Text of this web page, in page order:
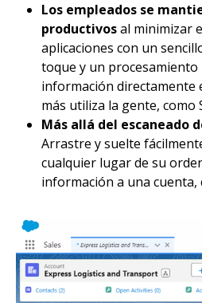
Los empleados se
productivosal minimizar
aplicaciones con un
toque y un
información directamente
más utiliza la gente, como
Más allá del escaneado
Arrastre y suelte
cualquier lugar de su
información a una
Imagen